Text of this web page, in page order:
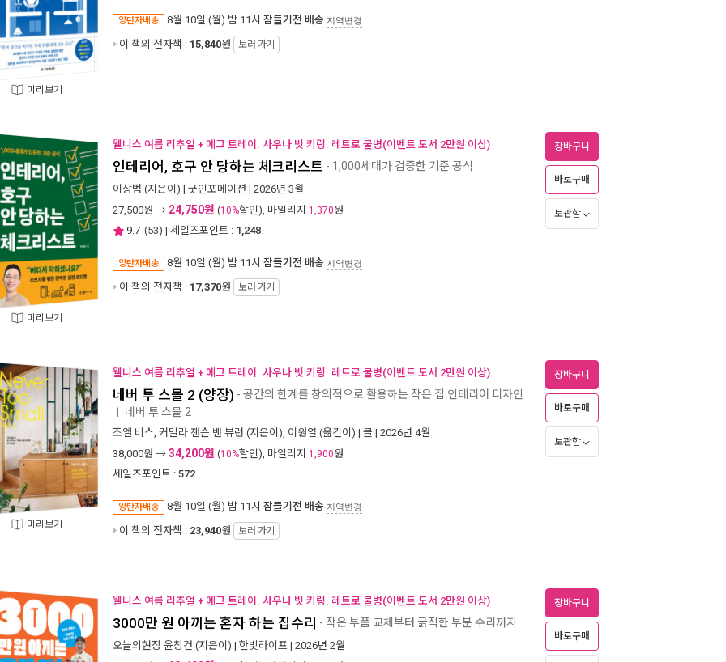
미리보기
양탄자배송 8월 10일 (월) 밤 11시 잠들기전 배송 지역변경
이 책의 전자책 : 15,840원 보러 가기
미리보기
웰니스 여름 리추얼 + 에그 트레이. 사우나 빗 키링. 레트로 물병(이벤트 도서 2만원 이상)
인테리어, 호구 안 당하는 체크리스트 - 1,000세대가 검증한 기준 공식
이상범 (지은이) | 굿인포메이션 | 2026년 3월
27,500원 → 24,750원 (10%할인), 마일리지 1,370원
9.7 (53) | 세일즈포인트 : 1,248
양탄자배송 8월 10일 (월) 밤 11시 잠들기전 배송 지역변경
이 책의 전자책 : 17,370원 보러 가기
장바구니
바로구매
보관함
미리보기
웰니스 여름 리추얼 + 에그 트레이. 사우나 빗 키링. 레트로 물병(이벤트 도서 2만원 이상)
네버 투 스몰 2 (양장) - 공간의 한계를 창의적으로 활용하는 작은 집 인테리어 디자인
네버 투 스몰 2
조엘 비스, 커밀라 잰슨 밴 뷰런 (지은이), 이원열 (옮긴이) | 클 | 2026년 4월
38,000원 → 34,200원 (10%할인), 마일리지 1,900원
세일즈포인트 : 572
양탄자배송 8월 10일 (월) 밤 11시 잠들기전 배송 지역변경
이 책의 전자책 : 23,940원 보러 가기
장바구니
바로구매
보관함
웰니스 여름 리추얼 + 에그 트레이. 사우나 빗 키링. 레트로 물병(이벤트 도서 2만원 이상)
3000만 원 아끼는 혼자 하는 집수리 - 작은 부품 교체부터 굵직한 부분 수리까지
오늘의현장 윤창건 (지은이) | 한빛라이프 | 2026년 2월
장바구니
바로구매